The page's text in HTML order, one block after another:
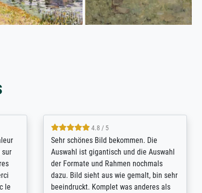
4.8 / 5
So, I ordered a large print of The
Annunciation by Fra Angelico from a
very large and popular American
"art/poster" site advertising giclee print
quality. The quality for a large print was